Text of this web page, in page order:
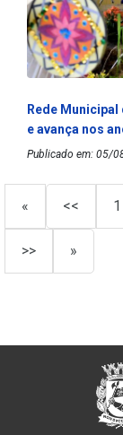
Rede
e avança nos
Publicado em: 05/
« << 1
>> »